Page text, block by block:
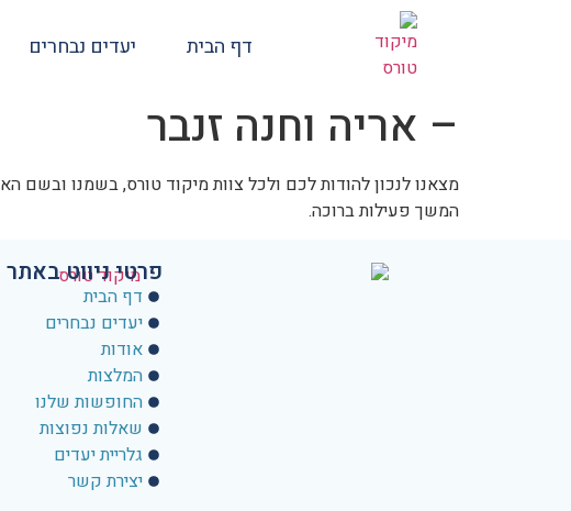
דף הבית יעדים נבחרים
– אריה וחנה זנבר
מצאנו לנכון להודות לכם ולכל צוות מיקוד טורס, בשמנו
המשך פעילות ברוכה.
פרטי ניווט באתר
דף הבית
יעדים נבחרים
אודות
המלצות
החופשות שלנו
שאלות נפוצות
גלריית יעדים
יצירת קשר